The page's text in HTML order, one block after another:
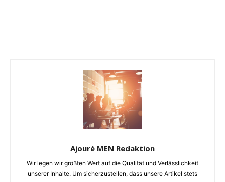
Ajouré MEN Redaktion
Wir legen wir größten Wert auf die Qualität und Verlässlichkeit
unserer Inhalte. Um sicherzustellen, dass unsere Artikel stets